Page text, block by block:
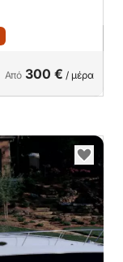
Από 300 € / μέρα